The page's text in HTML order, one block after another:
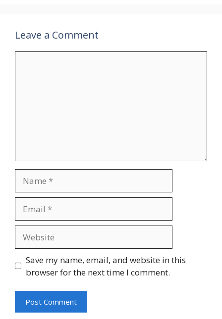
Leave a Comment
Save my name, email, and website in this
browser for the next time I comment.